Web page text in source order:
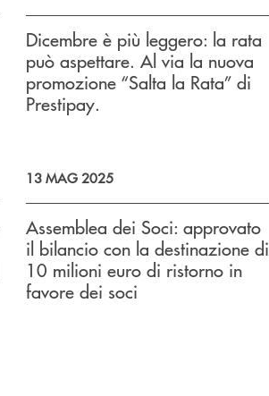
Dicembre è più leggero: la rata
può aspettare. Al via la nuova
promozione “Salta la Rata” di
Prestipay.
13 MAG 2025
Assemblea dei Soci: approvato
il bilancio con la destinazione di
10 milioni euro di ristorno in
favore dei soci